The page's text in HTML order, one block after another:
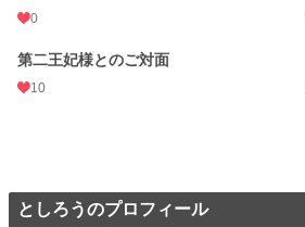
小説
24h.ポイント 0 pt
0
第二王妃様とのご対面
10
としろうのプロフィール